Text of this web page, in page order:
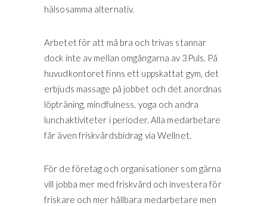
hälsosamma alternativ.
Arbetet för att må bra och trivas stannar
dock inte av mellan omgångarna av 3Puls. På
huvudkontoret finns ett uppskattat gym, det
erbjuds massage på jobbet och det anordnas
löpträning, mindfulness, yoga och andra
lunchaktiviteter i perioder. Alla medarbetare
får även friskvårdsbidrag via Wellnet.
För de företag och organisationer som gärna
vill jobba mer med friskvård och investera för
friskare och mer hållbara medarbetare men